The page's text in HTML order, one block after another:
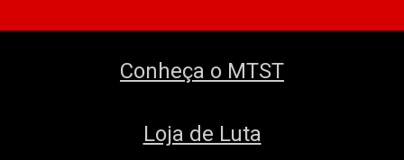
Conheça o MTST
Loja de Luta